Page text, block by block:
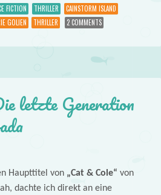
FICTION THRILLER
CAINSTORM ISLAND
GOLIEN THRILLER 2 COMMENTS
letzte Generation
Haupttitel von „Cat & Cole“ von
dachte ich direkt an eine